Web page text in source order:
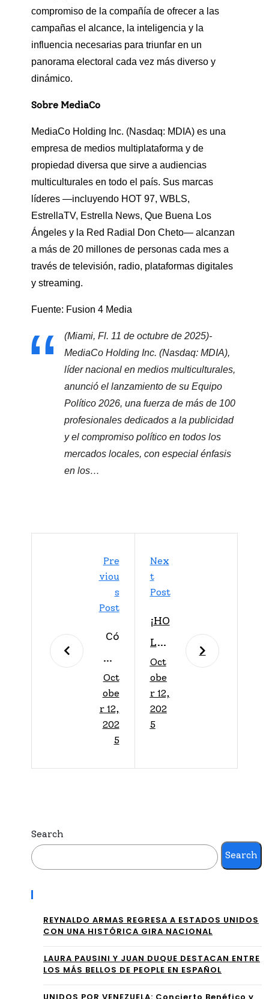
compromiso de la compañía de ofrecer a las
campañas el alcance, la inteligencia y la
influencia necesarias para triunfar en un
panorama electoral cada vez más diverso y
dinámico.
Sobre MediaCo
MediaCo Holding Inc. (Nasdaq: MDIA) es una
empresa de medios multiplataforma y de
propiedad diversa que sirve a audiencias
multiculturales en todo el país. Sus marcas
líderes —incluyendo HOT 97, WBLS,
EstrellaTV, Estrella News, Que Buena Los
Ángeles y la Red Radial Don Cheto— alcanzan
a más de 20 millones de personas cada mes a
través de televisión, radio, plataformas digitales
y streaming.
Fuente: Fusion 4 Media
(Miami, Fl. 11 de octubre de 2025)-
MediaCo Holding Inc. (Nasdaq: MDIA),
líder nacional en medios multiculturales,
anunció el lanzamiento de su Equipo
Político 2026, una fuerza de más de 100
profesionales dedicados a la publicidad
y el compromiso político en todos los
mercados locales, con especial énfasis
en los…
Pre
Viou
S
Post
Có
mo
evi
tar
ser
víc
tim
en
las
ciu
dad
Oct
obe
r 12,
202
5
Nex
T
Post
¡HO
LA!
AM
ÉRI
CA
S
VE
A
PO
WE
RH
Oct
obe
r 12,
202
5
Search
Search
REYNALDO ARMAS REGRESA A ESTADOS UNIDOS
CON UNA HISTÓRICA GIRA NACIONAL
⁠LAURA PAUSINI Y JUAN DUQUE DESTACAN ENTRE
LOS MÁS BELLOS DE PEOPLE EN ESPAÑOL